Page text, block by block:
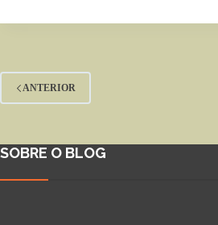
ANTERIOR
SOBRE O BLOG